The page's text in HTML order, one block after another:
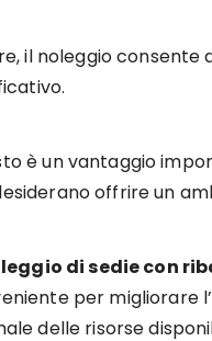
il noleggio consente
è un vantaggio
offrire un
di sedie con
per migliorare
delle risorse